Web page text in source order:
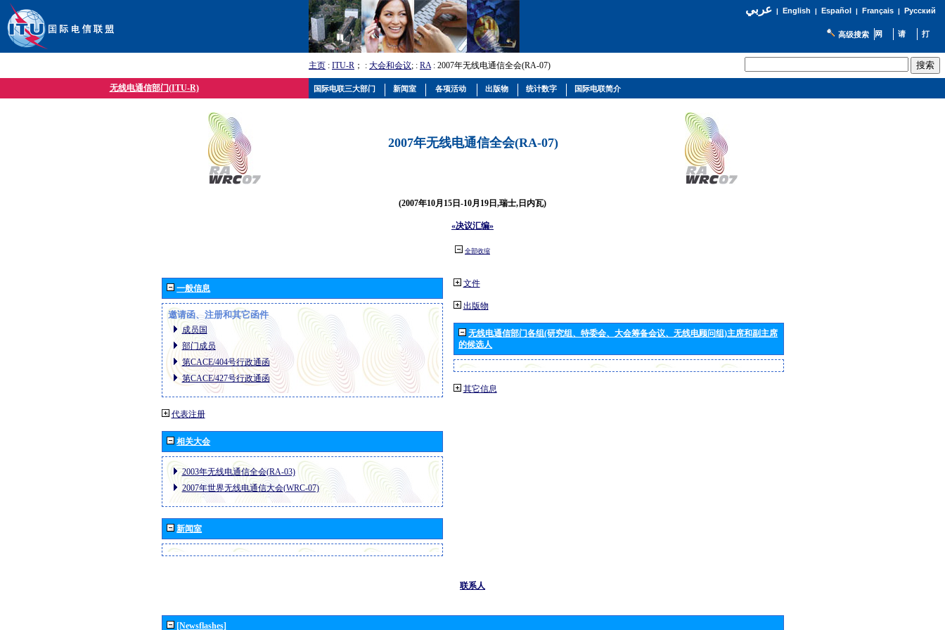
عربي| English | Español | Français| Русский
高级搜索
主页 : ITU-R ； : 大会和会议; : RA: 2007年无线电通信全会(RA-07)
无线电通信部门(ITU-R)
2007年无线电通信全会(RA-07)
(2007年10月15日-10月19日,瑞士,日内瓦)
«决议汇编»
全部收缩
一般信息
邀请函、注册和其它函件
成员国
部门成员
第CACE/404号行政通函
第CACE/427号行政通函
代表注册
相关大会
2003年无线电通信全会(RA-03)
2007年世界无线电通信大会(WRC-07)
新闻室
文件
出版物
无线电通信部门各组(研究组、特委会、大会筹备会议、无线电顾问组)主席和副主席
的候选人
其它信息
联系人
[Newsflashes]
国际电联三大部门 新闻室 各项活动 出版物 统计数字 国际电联简介